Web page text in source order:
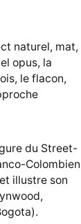
naturel, mat,
opus, la
le flacon,
du Street-
Colombien
illustre son